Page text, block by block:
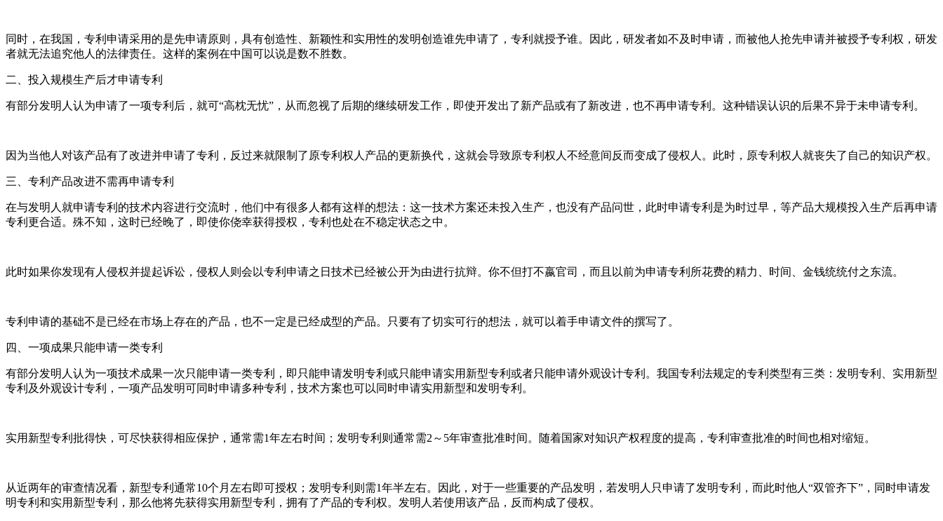
同时，在我国，专利申请采用的是先申请原则，具有创造性、新颖性和实用性的发明创造谁先申请了，专利就授予谁。因此，研发者如不及时申请，而被他人抢先申请并被授予专利权，研发
者就无法追究他人的法律责任。这样的案例在中国可以说是数不胜数。
二、投入规模生产后才申请专利
有部分发明人认为申请了一项专利后，就可“高枕无忧”，从而忽视了后期的继续研发工作，即使开发出了新产品或有了新改进，也不再申请专利。这种错误认识的后果不异于未申请专利。
因为当他人对该产品有了改进并申请了专利，反过来就限制了原专利权人产品的更新换代，这就会导致原专利权人不经意间反而变成了侵权人。此时，原专利权人就丧失了自己的知识产权。
三、专利产品改进不需再申请专利
在与发明人就申请专利的技术内容进行交流时，他们中有很多人都有这样的想法：这一技术方案还未投入生产，也没有产品问世，此时申请专利是为时过早，等产品大规模投入生产后再申请
专利更合适。殊不知，这时已经晚了，即使你侥幸获得授权，专利也处在不稳定状态之中。
此时如果你发现有人侵权并提起诉讼，侵权人则会以专利申请之日技术已经被公开为由进行抗辩。你不但打不嬴官司，而且以前为申请专利所花费的精力、时间、金钱统统付之东流。
专利申请的基础不是已经在市场上存在的产品，也不一定是已经成型的产品。只要有了切实可行的想法，就可以着手申请文件的撰写了。
四、一项成果只能申请一类专利
有部分发明人认为一项技术成果一次只能申请一类专利，即只能申请发明专利或只能申请实用新型专利或者只能申请外观设计专利。我国专利法规定的专利类型有三类：发明专利、实用新型
专利及外观设计专利，一项产品发明可同时申请多种专利，技术方案也可以同时申请实用新型和发明专利。
实用新型专利批得快，可尽快获得相应保护，通常需1年左右时间；发明专利则通常需2 ～ 5年审查批准时间。随着国家对知识产权程度的提高，专利审查批准的时间也相对缩短。
从近两年的审查情况看，新型专利通常10个月左右即可授权；发明专利则需1年半左右。因此，对于一些重要的产品发明，若发明人只申请了发明专利，而此时他人“双管齐下”，同时申请发
明专利和实用新型专利，那么他将先获得实用新型专利，拥有了产品的专利权。发明人若使用该产品，反而构成了侵权。